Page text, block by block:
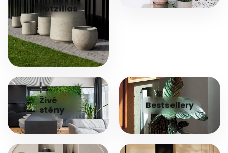
Potzillas
Živé
stěny
Bestsellery